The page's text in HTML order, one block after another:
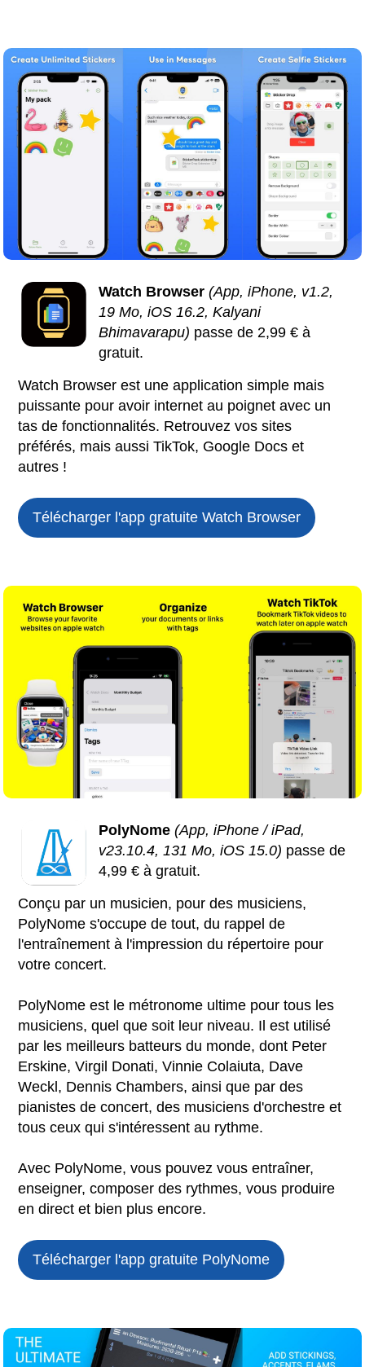
Watch Browser (App, iPhone, v1.2,
19 Mo, iOS 16.2, Kalyani
Bhimavarapu) passe de 2,99 € à
gratuit.
Watch Browser est une application simple mais
puissante pour avoir internet au poignet avec un
tas de fonctionnalités. Retrouvez vos sites
préférés, mais aussi TikTok, Google Docs et
autres !
Télécharger l'app gratuiteWatch Browser
PolyNome (App, iPhone / iPad,
v23.10.4, 131 Mo, iOS 15.0) passe de
4,99 € à gratuit.
Conçu par un musicien, pour des musiciens,
PolyNome s'occupe de tout, du rappel de
l'entraînement à l'impression du répertoire pour
votre concert.
PolyNome est le métronome ultime pour tous les
musiciens, quel que soit leur niveau. Il est utilisé
par les meilleurs batteurs du monde, dont Peter
Erskine, Virgil Donati, Vinnie Colaiuta, Dave
Weckl, Dennis Chambers, ainsi que par des
pianistes de concert, des musiciens d'orchestre et
tous ceux qui s'intéressent au rythme.
Avec PolyNome, vous pouvez vous entraîner,
enseigner, composer des rythmes, vous produire
en direct et bien plus encore.
Télécharger l'app gratuite PolyNome